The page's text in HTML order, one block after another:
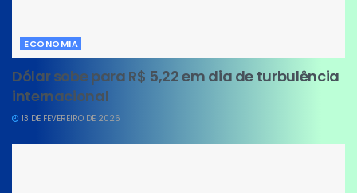
ECONOMIA
Dólar sobe para R$ 5,22 em dia de turbulência
internacional
13 DE FEVEREIRO DE 2026